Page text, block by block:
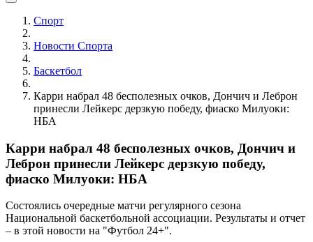
Спорт
Новости Cпорта
Баскетбол
Карри набрал 48 бесполезных очков, Дончич и Леброн
принесли Лейкерс дерзкую победу, фиаско Милуоки:
НБА
Карри набрал 48 бесполезных очков, Дончич и
Леброн принесли Лейкерс дерзкую победу,
фиаско Милуоки: НБА
Состоялись очередные матчи регулярного сезона
Национальной баскетбольной ассоциации. Результаты и отчет
– в этой новости на "Футбол 24+".